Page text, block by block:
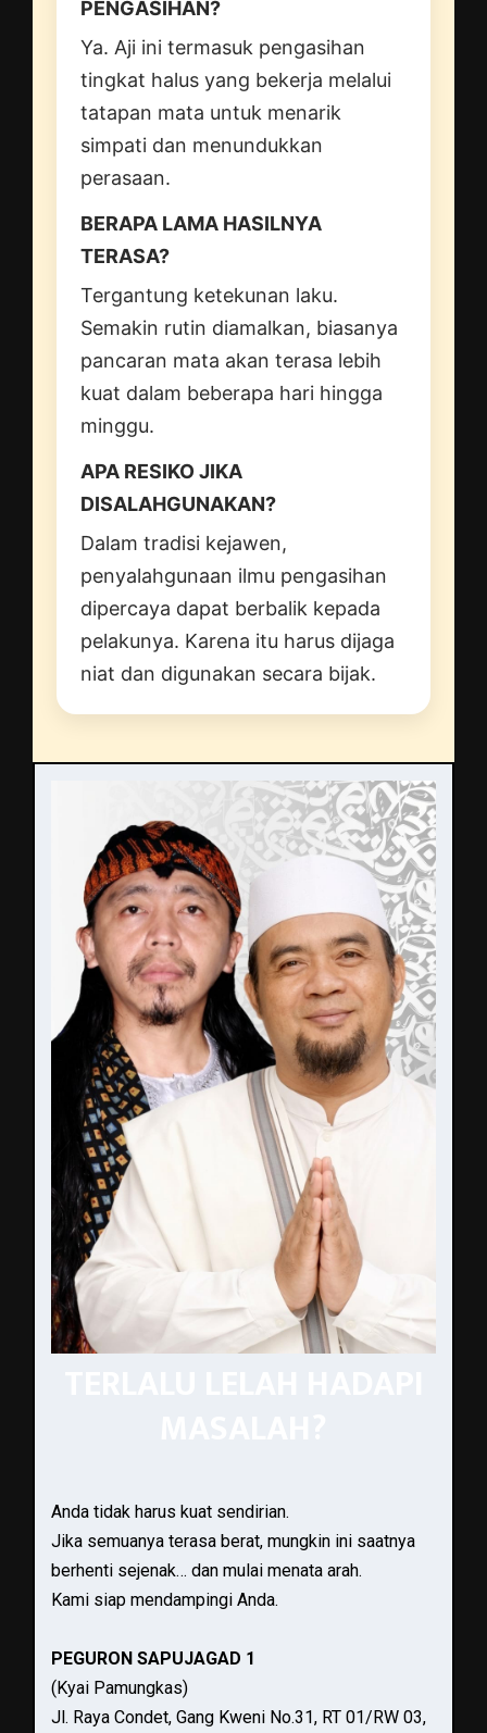
PENGASIHAN?
Ya. Aji ini termasuk pengasihan
tingkat halus yang bekerja melalui
tatapan mata untuk menarik
simpati dan menundukkan
perasaan.
BERAPA LAMA HASILNYA
TERASA?
Tergantung ketekunan laku.
Semakin rutin diamalkan, biasanya
pancaran mata akan terasa lebih
kuat dalam beberapa hari hingga
minggu.
APA RESIKO JIKA
DISALAHGUNAKAN?
Dalam tradisi kejawen,
penyalahgunaan ilmu pengasihan
dipercaya dapat berbalik kepada
pelakunya. Karena itu harus dijaga
niat dan digunakan secara bijak.
Anda tidak harus kuat sendirian.
Jika semuanya terasa berat, mungkin ini saatnya
berhenti sejenak… dan mulai menata arah.
Kami siap mendampingi Anda.
PEGURON SAPUJAGAD 1
(Kyai Pamungkas)
Jl. Raya Condet, Gang Kweni No.31, RT 01/RW 03,